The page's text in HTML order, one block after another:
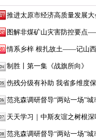
推进太原市经济高质量发展大
图解非煤矿山灾害防控要点
情系乡梓 根扎故土——记山西
制胜丨第一集《战旗所向》
伤残分级有补助 我省多维度
范兆森调研督导“两站一场”城
天天学习｜中斯友谊之树根深
范兆森调研督导“两站一场”城